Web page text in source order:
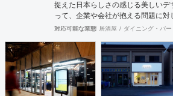
捉えた日本らしさの感じる美しいデ
って、企業や会社が抱える問題に
性を秘めた解決策を導き出します
空間デザイン：店舗、施設、住宅、
て、人と場所との心地の良い関係性
トデザイン：家具、道具、生活雑貨
たデザインを体感することで、愛着
ます。 グラフィックデザイン：VI、
対応可能な業態 居酒屋 ダイニング・バー